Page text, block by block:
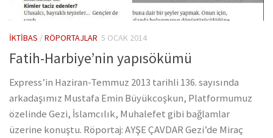
İKTIBAS /RÖPORTAJLAR 5 OCAK 2014
Fatih-Harbiye’nin yapısökümü
Express’in Haziran-Temmuz 2013 tarihli 136. sayısında
arkadaşımız Mustafa Emin Büyükcoşkun, Platformumuz
özelinde Gezi, İslamcılık, Muhalefet gibi bağlamlar
üzerine konuştu. Röportaj: AYŞE ÇAVDAR Gezi’de Miraç